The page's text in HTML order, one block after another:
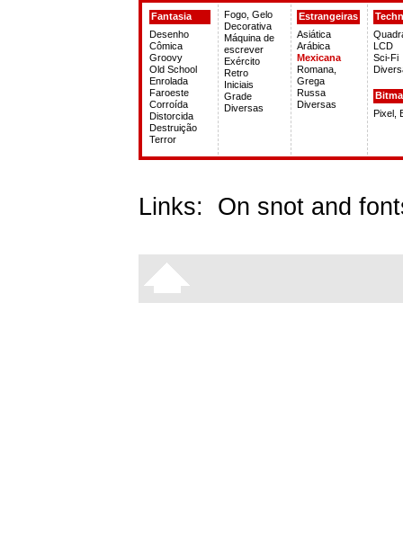
Fantasia
Desenho
Cômica
Groovy
Old School
Enrolada
Faroeste
Corroída
Distorcida
Destruição
Terror
Fogo, Gelo
Decorativa
Máquina de
escrever
Exército
Retro
Iniciais
Grade
Diversas
Estrangeiras
Asiática
Arábica
Mexicana
Romana,
Grega
Russa
Diversas
LCD
Sci-Fi
Pixel,
Links: On snot and